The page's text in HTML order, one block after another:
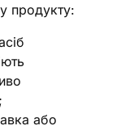
продукту:
або